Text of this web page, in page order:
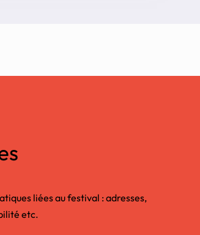
liées au festival : adresses,
etc.